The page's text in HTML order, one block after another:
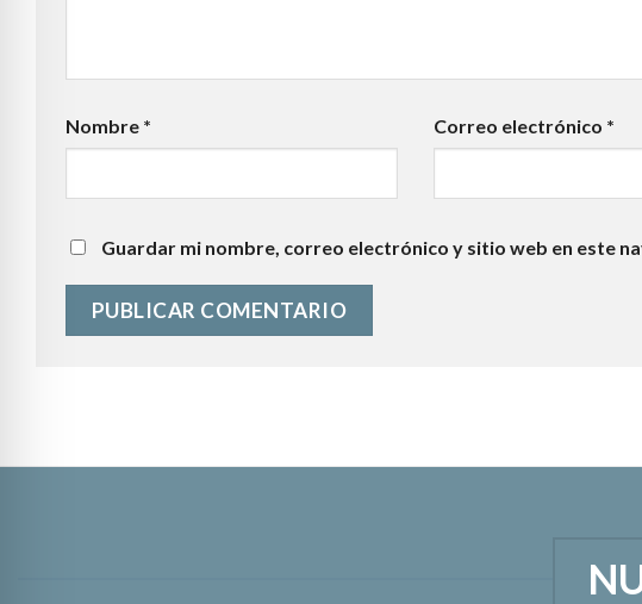
Nombre * Correo electrónico *
Guardar mi nombre, correo electrónico y sitio web en este